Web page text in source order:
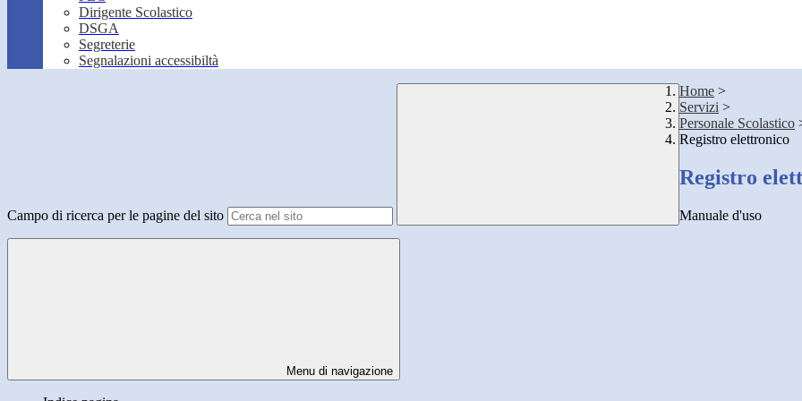
Dirigente Scolastico
DSGA
Segreterie
Segnalazioni accessibiltà
Campo di ricerca per le pagine del sito
Home >
Servizi >
Personale Scolastico
Registro elettronico
Registro
Manuale d'uso
Menu di navigazione